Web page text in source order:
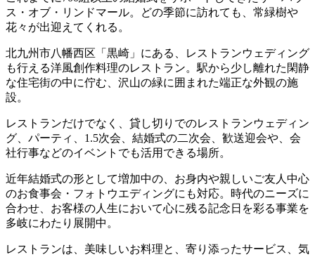
ス・オブ・リンドマール。どの季節に訪れても、常緑樹や
花々が出迎えてくれる。
北九州市八幡西区「黒崎」にある、レストランウェディング
も行える洋風創作料理のレストラン。駅から少し離れた閑静
な住宅街の中に佇む、沢山の緑に囲まれた端正な外観の施
設。
レストランだけでなく、貸し切りでのレストランウェディン
グ、パーティ、1.5次会、結婚式の二次会、歓送迎会や、会
社行事などのイベントでも活用できる場所。
近年結婚式の形として増加中の、お身内や親しいご友人中心
のお食事会・フォトウエディングにも対応。時代のニーズに
合わせ、お客様の人生において心に残る記念日を彩る事業を
多岐にわたり展開中。
レストランは、美味しいお料理と、寄り添ったサービス、気